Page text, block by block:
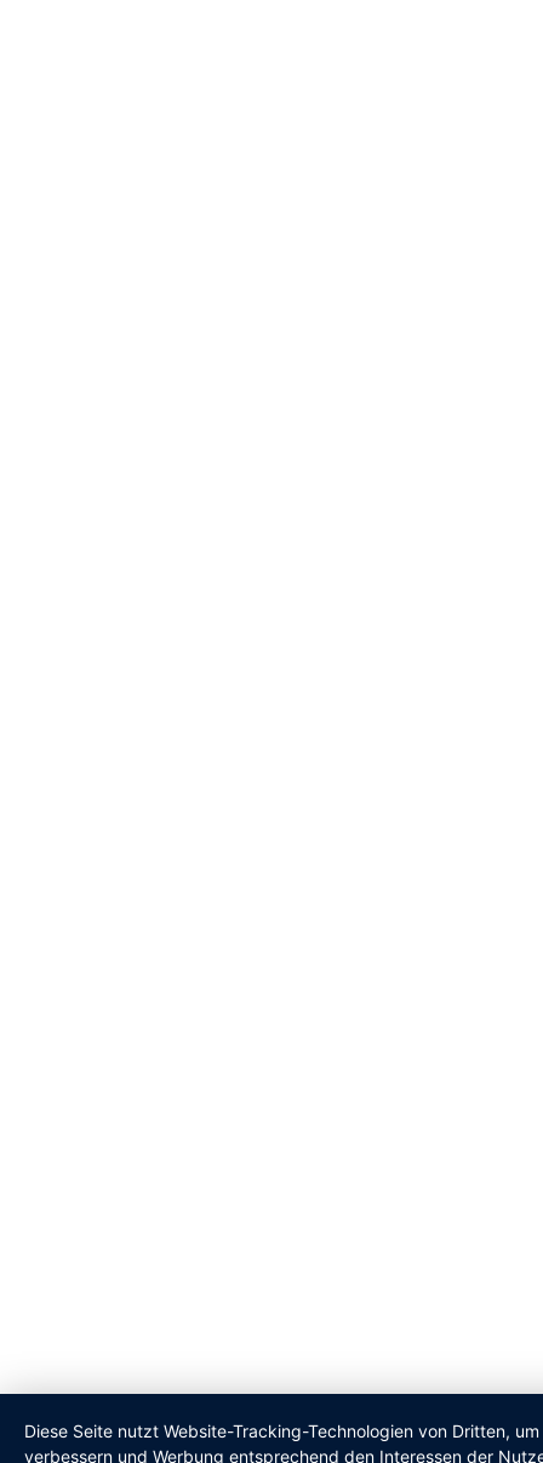
Diese Seite nutzt Website-Tracking-Technologien von Dritten,
verbessern und Werbung entsprechend den Interessen der